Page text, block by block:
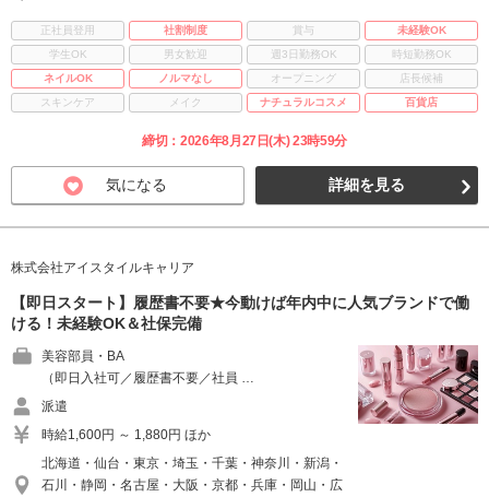
正社員登用 社割制度 賞与
未経験OK
学生OK
男女歓迎 週3日勤務OK
時短勤務OK
ネイルOK
ノルマなし オープニング
店長候補
スキンケア
メイク ナチュラルコスメ 百貨店
締切：2026年8月27日(木) 23時59分
気になる 詳細を見る
株式会社アイスタイルキャリア
【即日スタート】履歴書不要★今動けば年内中に人気ブランドで働
ける！未経験OK＆社保完備
美容部員・BA
（即日入社可／履歴書不要／社員 …
派遣
時給1,600円 ～ 1,880円 ほか
北海道・仙台・東京・埼玉・千葉・神奈川・新潟・
石川・静岡・名古屋・大阪・京都・兵庫・岡山・広